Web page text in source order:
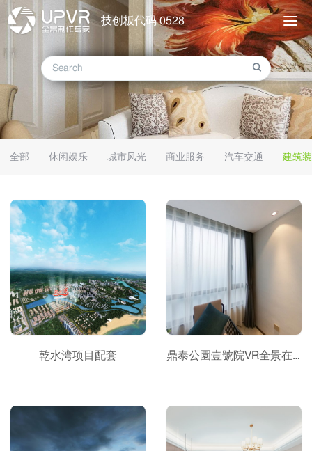
技创板代码 0528
全部 休闲娱乐 城市风光 商业服务 汽车交通 建筑
乾水湾项目配套 鼎泰公園壹號院VR全景在线看房